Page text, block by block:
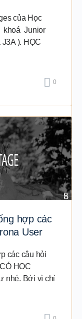
của Học
khoá Junior
). HỌC
0
hợp các
User
các câu hỏi
HỌC
nhé. Bởi vì chỉ